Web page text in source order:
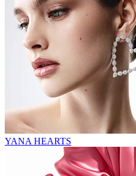
YANA HEARTS